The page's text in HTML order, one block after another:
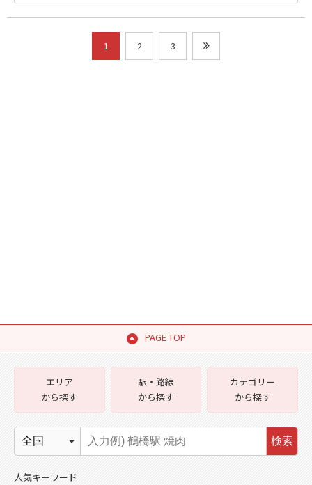
1 2 3
PAGE TOP
エリア
から探す
駅・路線
から探す
カテゴリー
から探す
検索
人気キーワード